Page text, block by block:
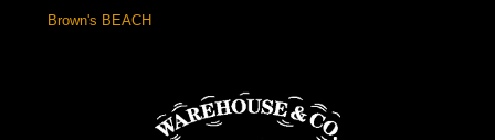
Brown's BEACH